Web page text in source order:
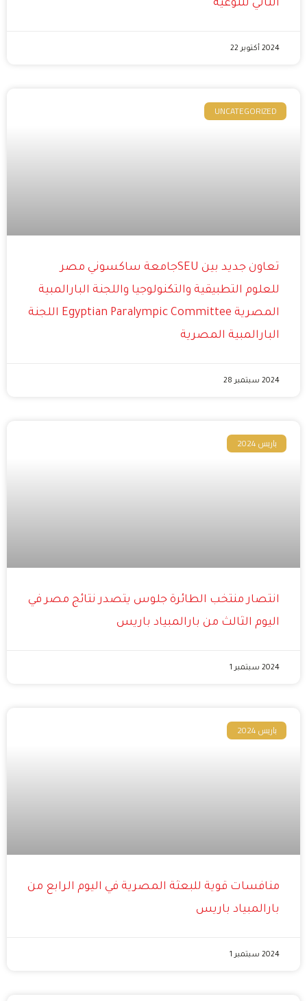
الثاني للتوعية
2024 أكتوبر 22
UNCATEGORIZED
تعاون جديد بين SEUجامعة ساكسوني مصر
للعلوم التطبيقية والتكنولوجيا واللجنة البارالمبية
المصرية Egyptian Paralympic Committee اللجنة
البارالمبية المصرية
2024 سبتمبر 28
باريس 2024
انتصار منتخب الطائرة جلوس يتصدر نتائج مصر في
اليوم الثالث من بارالمبياد باريس
2024 سبتمبر 1
باريس 2024
منافسات قوية للبعثة المصرية في اليوم الرابع من
بارالمبياد باريس
2024 سبتمبر 1